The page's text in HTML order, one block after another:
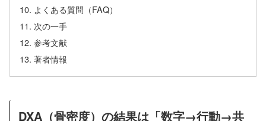
よくある質問（FAQ）
次の一手
参考文献
著者情報
DXA（骨密度）の結果は「数字→行動→共